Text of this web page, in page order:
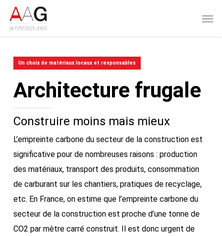
Skip
Un choix de matériaux locaux et responsables
Architecture frugale
Construire moins mais mieux
L’empreinte carbone du secteur de la construction est
significative pour de nombreuses raisons : production
des matériaux, transport des produits, consommation
de carburant sur les chantiers, pratiques de recyclage,
etc. En France, on estime que l’empreinte carbone du
secteur de la construction est proche d’une tonne de
CO2 par mètre carré construit. Il est donc urgent de